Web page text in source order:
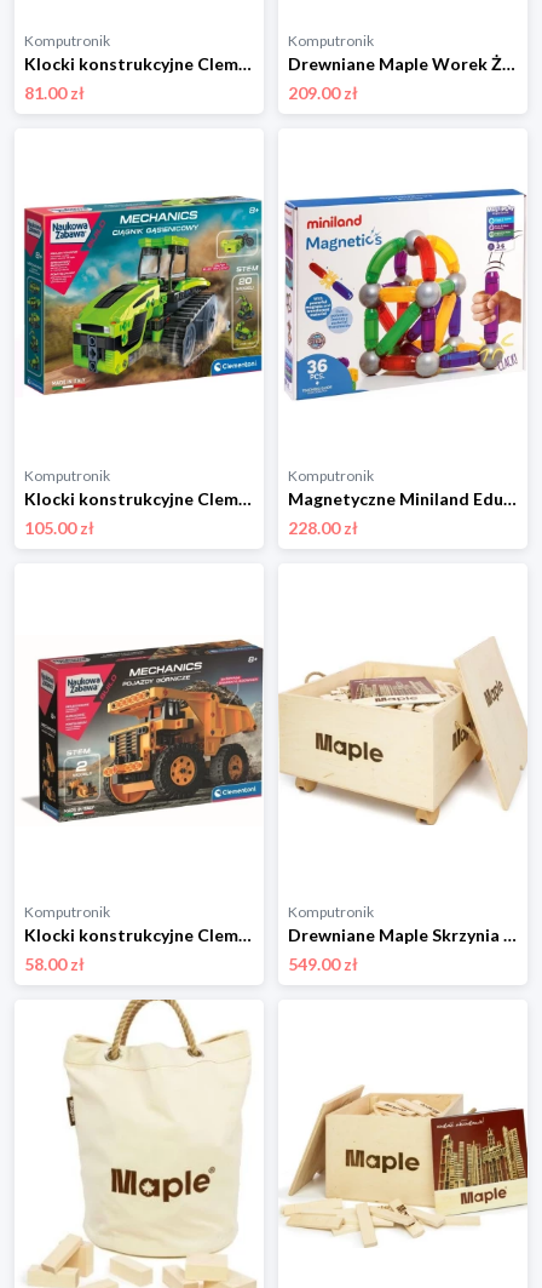
Komputronik
Klocki konstrukcyjne Clementoni Naukowa zabawa Laboratorium mechaniki Maszyny rolnicze 50794
81.00 zł
Komputronik
Drewniane Maple Worek Żeglarski 200 szt W200
209.00 zł
Komputronik
Klocki konstrukcyjne Clementoni Laboratorium mechaniki Ciągnik gąsienicowy 50689
105.00 zł
Komputronik
Magnetyczne Miniland Educational Magnetyczne 36 el. MLZ94105
228.00 zł
Komputronik
Klocki konstrukcyjne Clementoni Laboratorium Mechaniki Pojazdy Górnicze 50715
58.00 zł
Komputronik
Drewniane Maple Skrzynia 500 szt SK500
549.00 zł